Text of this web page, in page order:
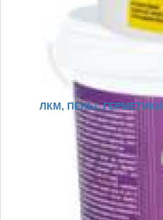
ЛКМ, ПЕНЫ, ГЕРМЕТИКИ